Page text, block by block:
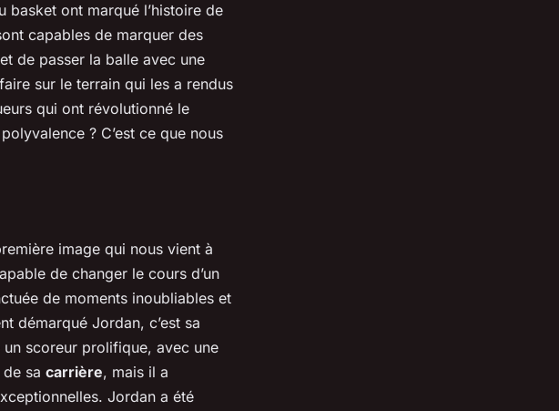
basket ont marqué l’histoire de
capables de marquer des
de passer la balle avec une
sur le terrain qui les a rendus
qui ont révolutionné le
? C’est ce que nous
image qui nous vient à
de changer le cours d’un
de moments inoubliables et
démarqué Jordan, c’est sa
scoreur prolifique, avec une
sa carrière, mais il a
Jordan a été